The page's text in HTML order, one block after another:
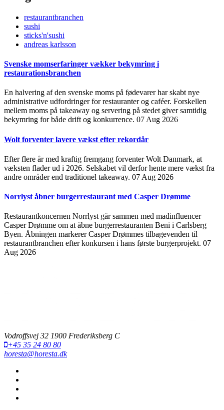
restaurantbranchen
sushi
sticks'n'sushi
andreas karlsson
Svenske momserfaringer vækker bekymring i
restaurationsbranchen
En halvering af den svenske moms på fødevarer har skabt nye
administrative udfordringer for restauranter og caféer. Forskellen
mellem moms på takeaway og servering på stedet giver samtidig
bekymring for både drift og konkurrence. 07 Aug 2026
Wolt forventer lavere vækst efter rekordår
Efter flere år med kraftig fremgang forventer Wolt Danmark, at
væksten flader ud i 2026. Selskabet vil derfor hente mere vækst fra
andre områder end traditionel takeaway. 07 Aug 2026
Norrlyst åbner burgerrestaurant med Casper Drømme
Restaurantkoncernen Norrlyst går sammen med madinfluencer
Casper Drømme om at åbne burgerrestauranten Beni i Carlsberg
Byen. Åbningen markerer Casper Drømmes tilbagevenden til
restaurantbranchen efter konkursen i hans første burgerprojekt. 07
Aug 2026
Vodroffsvej 32 1900 Frederiksberg C
+45 35 24 80 80
horesta@horesta.dk